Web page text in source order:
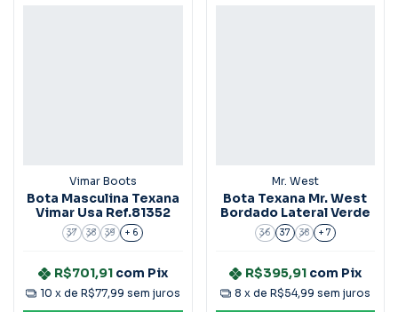
Vimar Boots
Bota Masculina Texana
Vimar Usa Ref.81352
37 38 39 + 6
R$701,91 com Pix
10 x de R$77,99 sem juros
Mr. West
Bota Texana Mr. West
Bordado Lateral Verde
36 37 38 + 7
R$395,91 com Pix
8 x de R$54,99 sem juros